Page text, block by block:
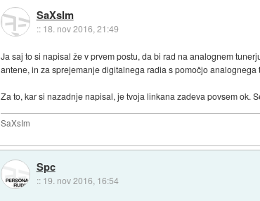
SaXsIm
:: 18. nov 2016, 21:49
Ja saj to si napisal že v prvem postu, da bi rad na analognem
antene, in za sprejemanje digitalnega radia s pomočjo
Za to, kar si nazadnje napisal, je tvoja linkana zadeva povsem ok.
SaXsIm
Spc
:: 19. nov 2016, 16:54